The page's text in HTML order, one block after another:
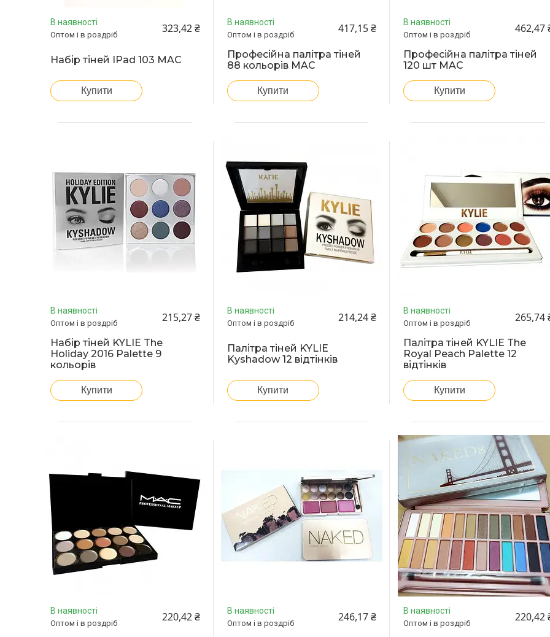
В наявності
Оптом і в роздріб 323,42 ₴
Набір тіней IPad 103 MAC
Купити
В наявності
Оптом і в роздріб 417,15 ₴
Професійна палітра тіней
88 кольорів MAC
Купити
В наявності
Оптом і в роздріб 462,47
Професійна палітра тіней
120 шт MAC
Купити
В наявності
Оптом і в роздріб 215,27 ₴
Набір тіней KYLIE The
Holiday 2016 Palette 9
кольорів
Купити
В наявності
Оптом і в роздріб 214,24 ₴
Палітра тіней KYLIE
Kyshadow 12 відтінків
Купити
В наявності
Оптом і в роздріб 265,74
Палітра тіней KYLIE The
Royal Peach Palette 12
відтінків
Купити
В наявності
Оптом і в роздріб 220,42 ₴ В наявності
Оптом і в роздріб 246,17 ₴ В наявності
Оптом і в роздріб 220,42